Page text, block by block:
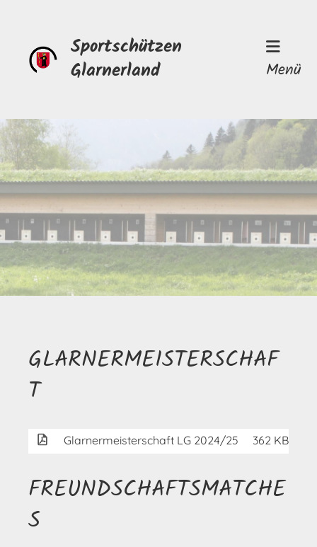
Sportschützen
Glarnerland
Menü
GLARNERMEISTERSCHAF
T
Glarnermeisterschaft LG 2024/25 362 KB
FREUNDSCHAFTSMATCHE
S